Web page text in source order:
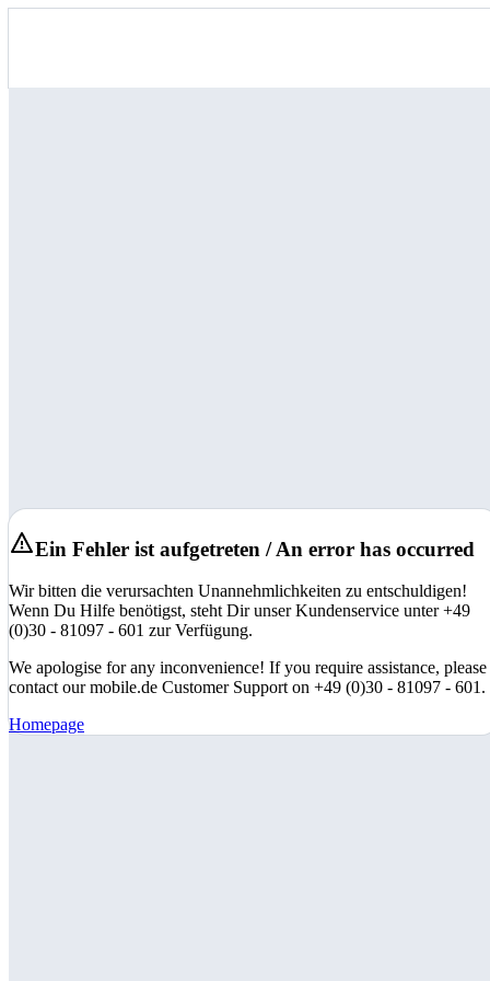
Ein Fehler ist aufgetreten / An error has occurred
Wir bitten die verursachten Unannehmlichkeiten zu entschuldigen!
Wenn Du Hilfe benötigst, steht Dir unser Kundenservice unter +49
(0)30 - 81097 - 601 zur Verfügung.
We apologise for any inconvenience! If you require assistance, please
contact our mobile.de Customer Support on +49 (0)30 - 81097 - 601.
Homepage